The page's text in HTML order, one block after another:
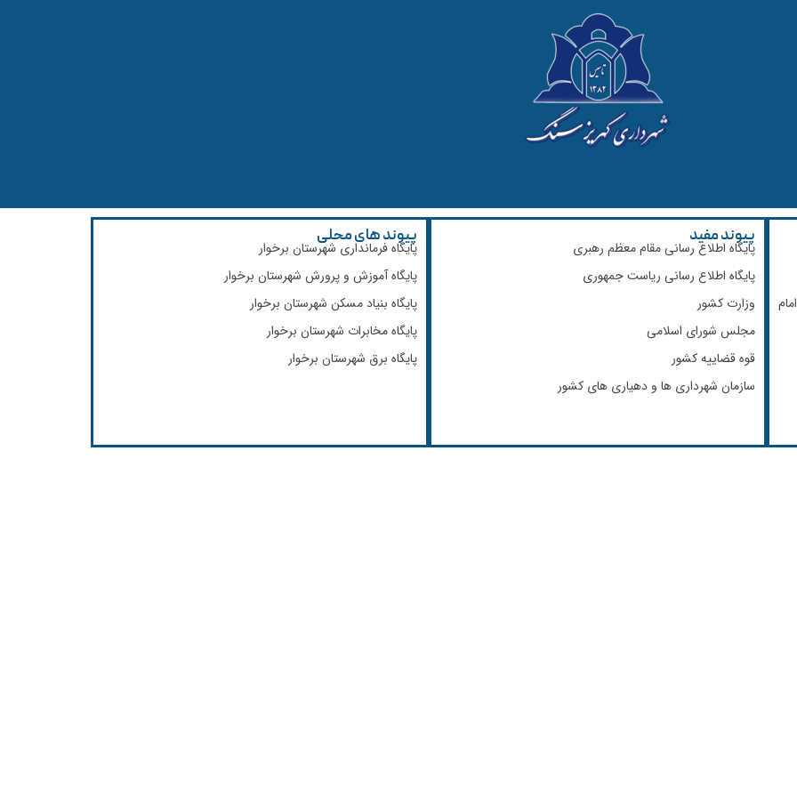
پیوند مفید
پایگاه اطلاع رسانی مقام معظم رهبری
پایگاه اطلاع رسانی ریاست جمهوری
وزارت کشور
مجلس شورای اسلامی
قوه قضاییه کشور
سازمان شهرداری ها و دهیاری های کشور
پیوند های محلی
پایگاه فرمانداری شهرستان برخوار
پایگاه آموزش و پرورش شهرستان برخوار
پایگاه بنیاد مسکن شهرستان برخوار
پایگاه مخابرات شهرستان برخوار
پایگاه برق شهرستان برخوار